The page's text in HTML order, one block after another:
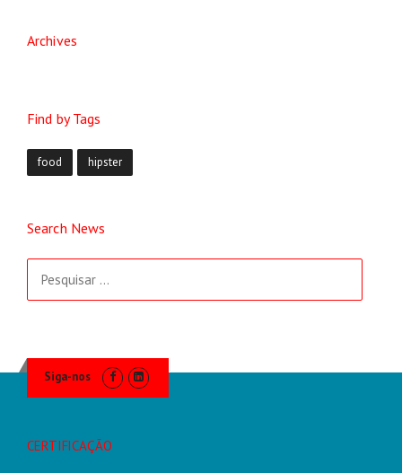
Archives
Find by Tags
food hipster
Search News
Siga-nos
CERTIFICAÇÃO